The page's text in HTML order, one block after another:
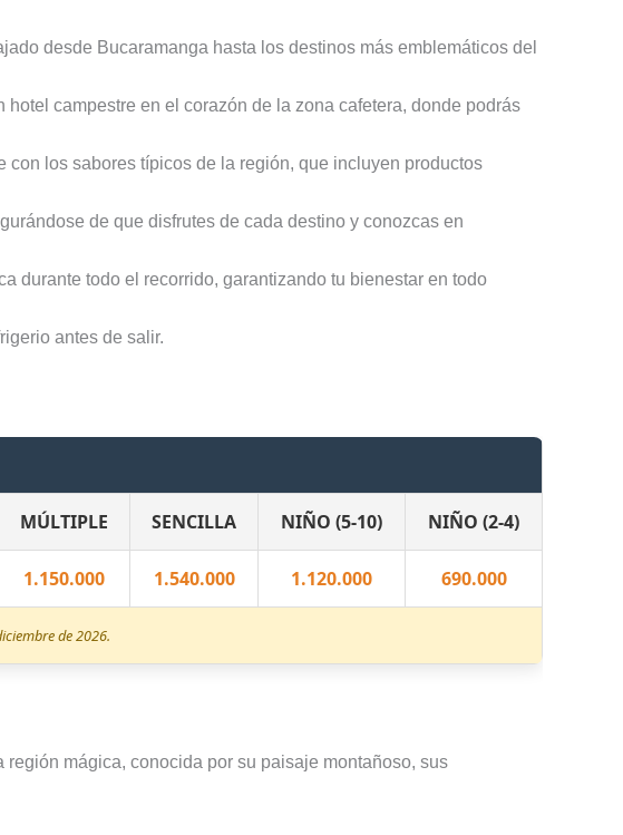
desde Bucaramanga hasta los destinos más emblemáticos del
campestre en el corazón de la zona cafetera, donde podrás
los sabores típicos de la región, que incluyen productos
de que disfrutes de cada destino y conozcas en
durante todo el recorrido, garantizando tu bienestar en todo
antes de salir.
MÚLTIPLE SENCILLA NIÑO (5-10) NIÑO (2-4)
1.150.000 1.540.000 1.120.000 690.000
de 2026.
mágica, conocida por su paisaje montañoso, sus